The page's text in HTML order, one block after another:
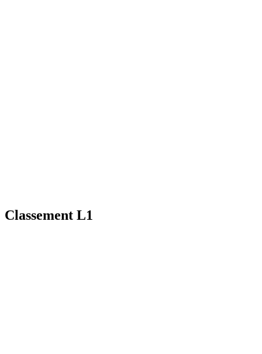
Classement L1